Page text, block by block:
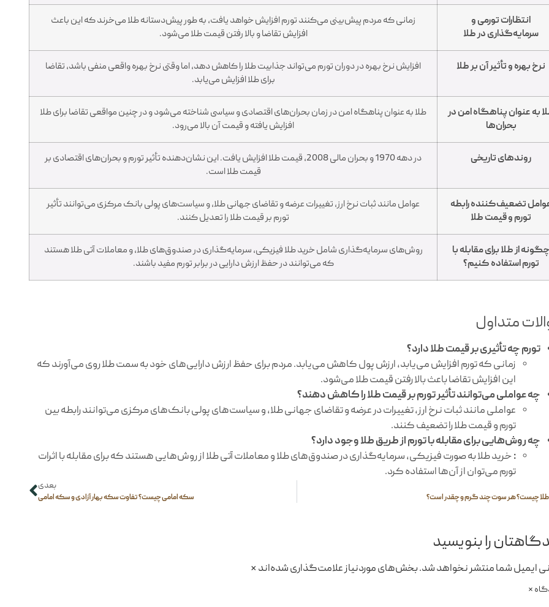
انتظارات تورمی و
سرمایه‌گذاری در طلا
زمانی که مردم پیش‌بینی می‌کنند تورم افزایش خواهد یافت، به طور پیش‌دستانه طلا می‌خرند که این باعث
افزایش تقاضا و بالا رفتن قیمت طلا می‌شود.
نرخ بهره و تأثیر آن بر طلا
افزایش نرخ بهره در دوران تورم می‌تواند جذابیت طلا را کاهش دهد، اما وقتی نرخ بهره واقعی منفی باشد، تقاضا
برای طلا افزایش می‌یابد.
به عنوان پناهگاه امن در
بحران‌ها
طلا به عنوان پناهگاه امن در زمان بحران‌های اقتصادی و سیاسی شناخته می‌شود و در چنین مواقعی تقاضا برای طلا
افزایش یافته و قیمت آن بالا می‌رود.
روندهای تاریخی
در دهه 1970 و بحران مالی 2008، قیمت طلا افزایش یافت. این نشان‌دهنده تأثیر تورم و بحران‌های اقتصادی بر
قیمت طلا است.
تضعیف‌کننده رابطه
تورم و قیمت طلا
عوامل مانند ثبات نرخ ارز، تغییرات عرضه و تقاضای جهانی طلا، و سیاست‌های پولی بانک مرکزی می‌توانند تأثیر
تورم بر قیمت طلا را تعدیل کنند.
چگونه از طلا برای مقابله با
تورم استفاده کنیم؟
روش‌های سرمایه‌گذاری شامل خرید طلا فیزیکی، سرمایه‌گذاری در صندوق‌های طلا، و معاملات آتی طلا هستند
که می‌توانند در حفظ ارزش دارایی در برابر تورم مفید باشند.
متداول
تورم چه تأثیری بر قیمت طلا دارد؟
زمانی که تورم افزایش می‌یابد، ارزش پول کاهش می‌یابد. مردم برای حفظ ارزش دارایی‌های خود به سمت طلا روی می‌آورند که
این افزایش تقاضا باعث بالا رفتن قیمت طلا می‌شود.
چه عواملی می‌توانند تأثیر تورم بر قیمت طلا را کاهش دهند؟
عواملی مانند ثبات نرخ ارز، تغییرات در عرضه و تقاضای جهانی طلا، و سیاست‌های پولی بانک‌های مرکزی می‌توانند رابطه بین
تورم و قیمت طلا را تضعیف کنند.
چه روش‌هایی برای مقابله با تورم از طریق طلا وجود دارد؟
:خرید طلا به صورت فیزیکی، سرمایه‌گذاری در صندوق‌های طلا و معاملات آتی طلا از روش‌هایی هستند که برای مقابله با اثرات
تورم می‌توان از آن‌ها استفاده کرد.
چیست؟ هر سوت چند گرم و چقدر است؟
بعدی
سکه امامی چیست؟ تفاوت سکه بهار آزادی و سکه امامی
را بنویسید
ایمیل شما منتشر نخواهد شد.بخش‌های موردنیاز علامت‌گذاری شده‌اند *
*